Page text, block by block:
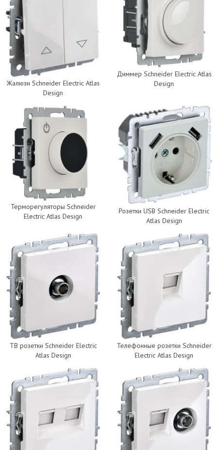
Жалюзи Schneider Electric Atlas
Design
Диммер Schneider Electric Atlas
Design
Терморегуляторы Schneider
Electric Atlas Design
Розетки USB Schneider Electric
Atlas Design
ТВ розетки Schneider Electric
Atlas Design
Телефонные розетки Schneider
Electric Atlas Design